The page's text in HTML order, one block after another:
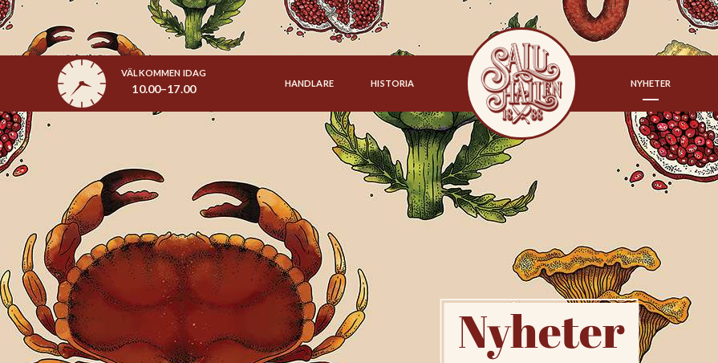
VÄLKOMMEN IDAG
10.00–17.00 HANDLARE HISTORIA NYHETER
Nyheter